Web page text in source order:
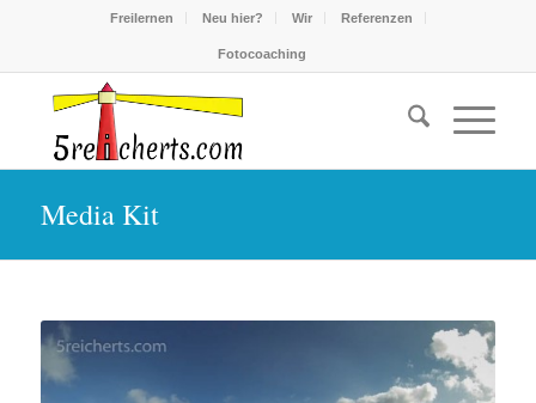
Freilernen Neu hier? Wir Referenzen
Fotocoaching
Media Kit